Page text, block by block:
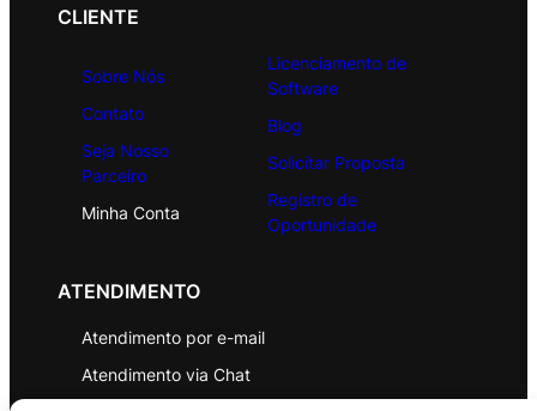
CLIENTE
Sobre Nós
Contato
Seja Nosso
Parceiro
Minha Conta
Licenciamento de
Software
Blog
Solicitar Proposta
Registro de
Oportunidade
ATENDIMENTO
Atendimento por e-mail
Atendimento via Chat